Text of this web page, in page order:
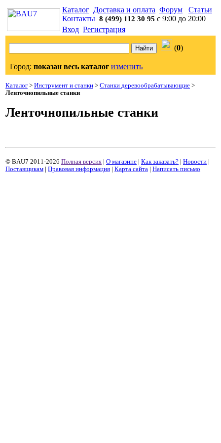
Каталог Доставка и оплата Форум
Статьи
Контакты 8 (499) 112 30 95 с 9:00 до 20:00
Вход Регистрация
(0)
Город: показан весь каталог изменить
Каталог > Инструмент и станки > Станки деревообрабатывающие >
Ленточнопильные станки
Ленточнопильные станки
© BAU7 2011-2026 Полная версия О магазине Как заказать? Новости
Поставщикам
Правовая информация Карта сайта Написать письмо